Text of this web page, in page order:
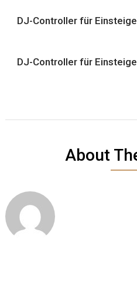
DJ-Controller für
DJ-Controller für
About